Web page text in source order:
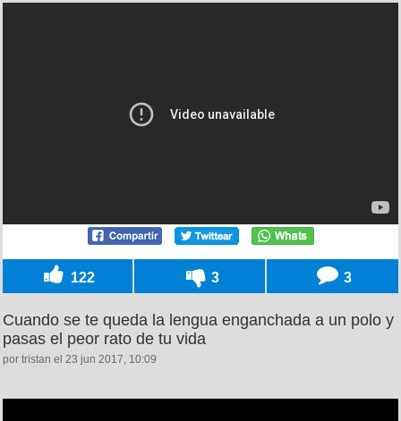
122 3 3
Cuando se te queda la lengua enganchada a un polo y
pasas el peor rato de tu vida
por tristan el 23 jun 2017, 10:09